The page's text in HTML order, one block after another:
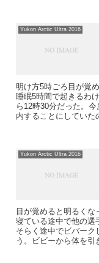
Yukon Arctic Ultra 2016
明け方5時ごろ目が覚
睡眠5時間で起きるわ
ら12時30分だった。
内することにしていた
Yukon Arctic Ultra 2016
目が覚めると明るくな
寝ている途中で他の選
そらく途中でビバーク
う。ビビーから体を